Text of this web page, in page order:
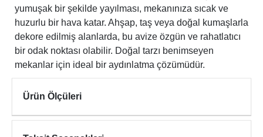
yumuşak bir şekilde yayılması, mekanınıza sıcak ve
huzurlu bir hava katar. Ahşap, taş veya doğal kumaşlarla
dekore edilmiş alanlarda, bu avize özgün ve rahatlatıcı
bir odak noktası olabilir. Doğal tarzı benimseyen
mekanlar için ideal bir aydınlatma çözümüdür.
Ürün Ölçüleri